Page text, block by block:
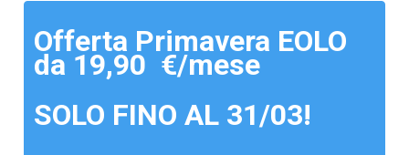
Offerta Primavera EOLO
da 19,90 €/mese
SOLO FINO AL 31/03!